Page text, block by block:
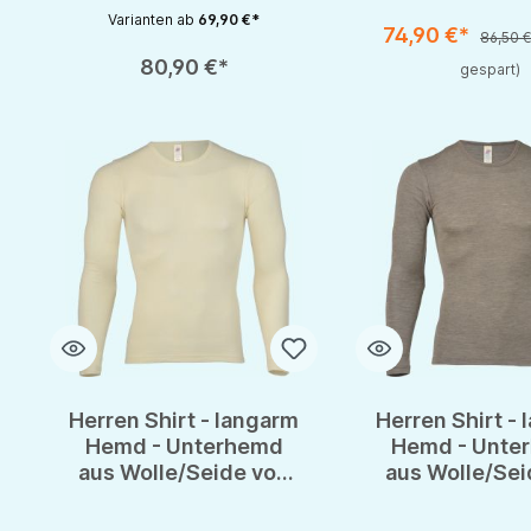
Varianten ab 69,90 €*
80,90 €*
Produkt Anzahl: Gib den gewünschten Wert ein oder benutze
74,90 €* 86,50
gespart)
Produkt Anzahl: Gib
Herren Shirt - langarm
Hemd - Unterhemd
aus Wolle/Seide von
Herren Shirt -
Hemd -
aus Wolle/